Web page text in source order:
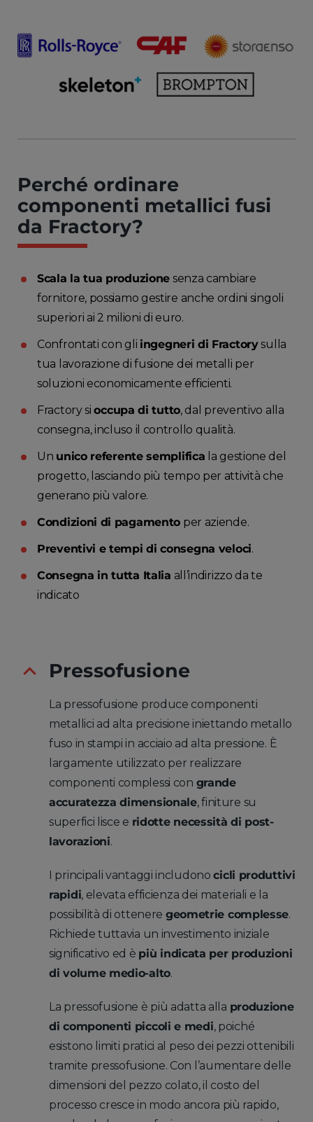
Perché ordinare
componenti metallici fusi
da Fractory?
Scala la tua produzione senza cambiare
fornitore, possiamo gestire anche ordini singoli
superiori ai 2 milioni di euro.
Confrontati con gli ingegneri di Fractorysulla
tua lavorazione di fusione dei metalli per
soluzioni economicamente efficienti.
Fractory sioccupa di tutto, dal preventivo alla
consegna, incluso il controllo qualità.
Un unico referente semplifica la gestione del
progetto, lasciando più tempo per attività che
generano più valore.
Condizioni di pagamento per aziende.
Preventivi e tempi di consegna veloci.
Consegna in tutta Italia all’indirizzo da te
indicato
Pressofusione
La pressofusione produce componenti
metallici ad alta precisione iniettando metallo
fuso in stampi in acciaio ad alta pressione. È
largamente utilizzato per realizzare
componenti complessi con grande
accuratezza dimensionale, finiture su
superfici lisce e ridotte necessità di post-
lavorazioni.
I principali vantaggi includonocicli produttivi
rapidi, elevata efficienza dei materiali e la
possibilità di ottenere geometrie complesse.
Richiede tuttavia un investimento iniziale
significativo ed è più indicata per produzioni
di volume medio-alto.
La pressofusione è più adatta alla produzione
di componenti piccoli e medi, poiché
esistono limiti pratici al peso dei pezzi ottenibili
tramite pressofusione. Con l’aumentare delle
dimensioni del pezzo colato, il costo del
processo cresce in modo ancora più rapido,